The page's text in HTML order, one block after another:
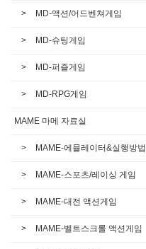
MD-액션/어드벤쳐게임
MD-슈팅게임
MD-퍼즐게임
MD-RPG게임
MAME 마메 자료실
MAME-에뮬레이터&실행방법
MAME-스포츠/레이싱 게임
MAME-대전 액션게임
MAME-벨트스크롤 액션게임